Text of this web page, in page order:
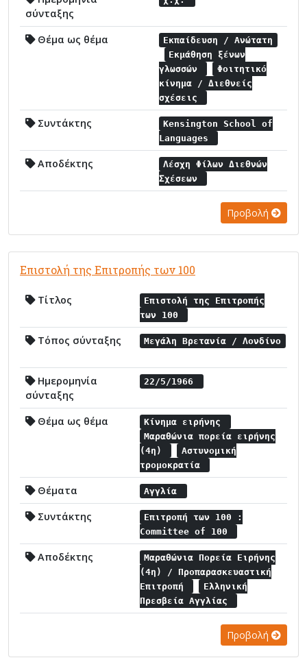
σύνταξης
Θέμα ως θέμα
Εκπαίδευση / Ανώτατη
Εκμάθηση ξένων
γλωσσών
Φοιτητικό
κίνημα / Διεθνείς
σχέσεις
Συντάκτης
Kensington School of
Languages
Αποδέκτης
Λέσχη Φίλων Διεθνών
Σχέσεων
Προβολή
Επιστολή της Επιτροπής των 100
Τίτλος
Επιστολή της Επιτροπής
των 100
Τόπος σύνταξης Μεγάλη Βρετανία / Λονδίνο
Ημερομηνία
σύνταξης
22/5/1966
Θέμα ως θέμα
Κίνημα ειρήνης
Μαραθώνια πορεία ειρήνης
(4η)
Αστυνομική
τρομοκρατία
Θέματα Αγγλία
Συντάκτης
Επιτροπή των 100 :
Committee of 100
Αποδέκτης
Μαραθώνια Πορεία Ειρήνης
(4η) / Προπαρασκευαστική
Επιτροπή
Ελληνική
Πρεσβεία Αγγλίας
Προβολή